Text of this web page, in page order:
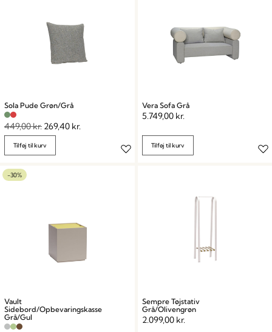
Sola Pude Grøn/Grå
449,00kr. 269,40 kr.
Tilføj til kurv
Vera Sofa Grå
5.749,00 kr.
Tilføj til kurv
-30%
Vault
Sidebord/Opbevaringskasse
Grå/Gul
Sempre Tøjstativ
Grå/Olivengrøn
2.099,00 kr.